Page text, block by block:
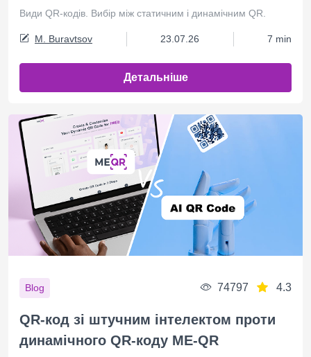
Види QR-кодів. Вибір між статичним і динамічним QR.
M. Buravtsov 23.07.26 7 min
Детальніше
Blog 74797 4.3
QR-код зі штучним інтелектом проти
динамічного QR-коду ME-QR